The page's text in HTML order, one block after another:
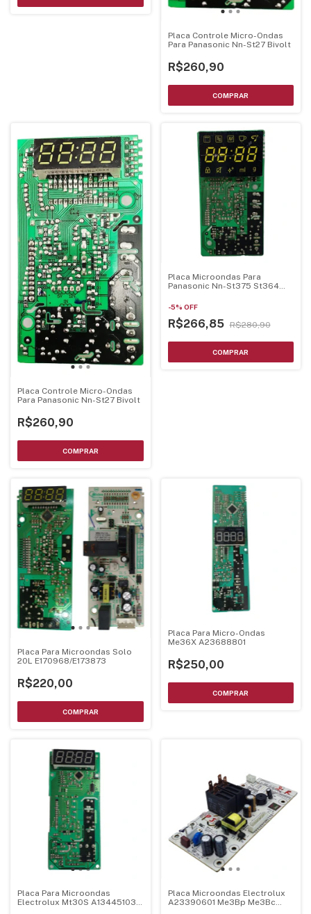
Placa Controle Micro-Ondas
Para Panasonic Nn-St27 Bivolt
R$260,90
Placa Controle Micro-Ondas
Para Panasonic Nn-St27 Bivolt
R$260,90
Placa Microondas Para
Panasonic Nn-St375 St364
-5% OFF
R$266,85 R$280,90
Placa Para Microondas Solo
20L E170968/E173873
R$220,00
Placa Para Micro-Ondas
Me36X A23688801
R$250,00
Placa Para Microondas
Electrolux Mt30S A13445103
Placa Microondas Electrolux
A23390601 Me3Bp Me3Bc